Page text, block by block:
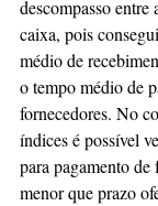
descompasso entre
caixa, pois
médio de
o tempo médio de
fornecedores. No
índices é possível
para pagamento de
menor que prazo